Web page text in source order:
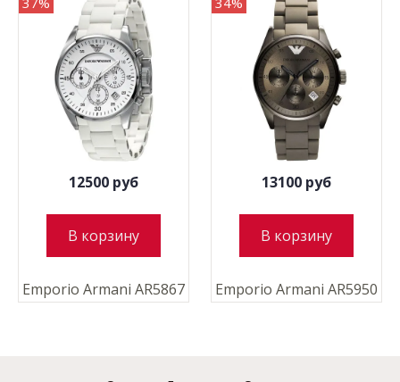
12500 руб
В корзину
Emporio Armani AR5867
13100 руб
В корзину
Emporio Armani AR5950